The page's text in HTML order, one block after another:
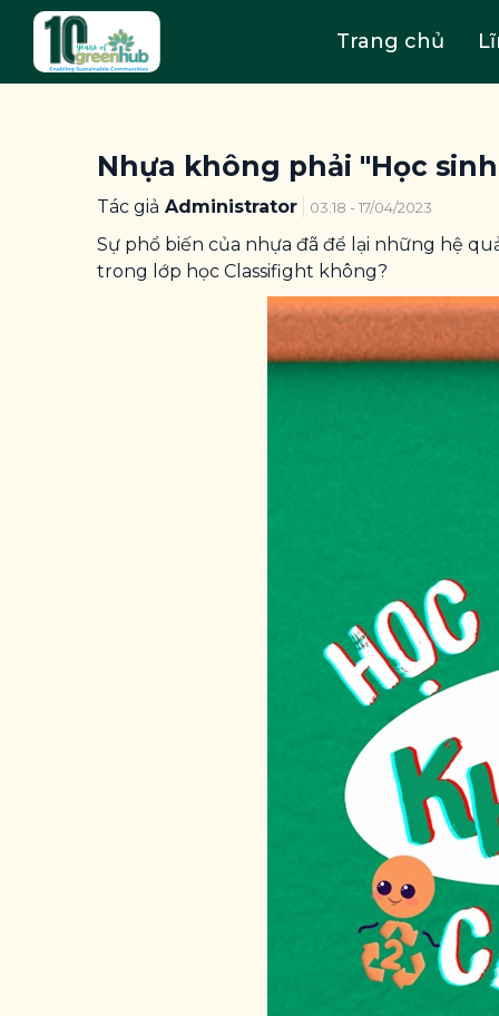
Trang chủ
Nhựa không phải "Học
Tác giả Administrator 03:18 - 17/04/2023
Sự phổ biến của nhựa đã để lại những hệ
trong lớp học Classifight không?